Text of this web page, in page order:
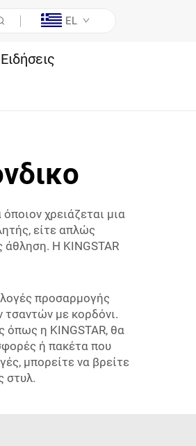
EL
Ειδήσεις
χρειάζεται μια
είτε απλώς
άθληση. Η KINGSTAR
προσαρμογής
τσαντών με κορδόνι.
όπως η KINGSTAR, θα
ή πακέτα που
μπορείτε να βρείτε
στυλ.